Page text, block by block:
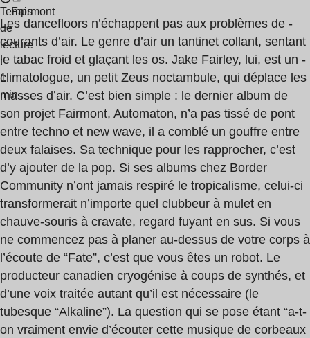
Temps
de
lecture
:
1
min
Fairmont
Les dancefloors n’échappent pas aux problèmes de ­
courants d’air. Le genre d’air un tantinet collant, sentant
le tabac froid et glaçant les os. Jake Fairley, lui, est un ­
climatologue, un petit Zeus noctambule, qui déplace les
masses d’air. C’est bien simple : le dernier album de
son projet Fairmont, Automaton, n’a pas tissé de pont
entre techno et new wave, il a comblé un gouffre entre
deux falaises. Sa technique pour les rapprocher, c’est
d’y ajouter de la pop. Si ses albums chez Border
Community n’ont jamais respiré le tropicalisme, celui-ci
transformerait n’importe quel clubbeur à mulet en
chauve-souris à cravate, regard fuyant en sus. Si vous
ne commencez pas à planer au-dessus de votre corps à
l’écoute de “Fate”, c’est que vous êtes un robot. Le
producteur canadien cryogénise à coups de synthés, et
d’une voix traitée autant qu’il est ­nécessaire (le
tubesque “Alkaline”). La question qui se pose étant “a-t-
on vraiment envie d’écouter cette musique de corbeaux